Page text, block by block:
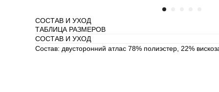
СОСТАВ И УХОД
ТАБЛИЦА РАЗМЕРОВ
СОСТАВ И УХОД
Состав: двусторонний атлас 78% полиэстер, 22%